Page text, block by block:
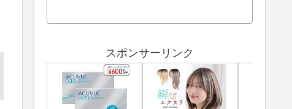
スポンサーリンク